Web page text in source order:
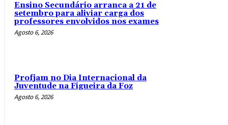
Ensino Secundário arranca a 21 de
setembro para aliviar carga dos
professores envolvidos nos exames
Agosto 6, 2026
Profjam no Dia Internacional da
Juventude na Figueira da Foz
Agosto 6, 2026